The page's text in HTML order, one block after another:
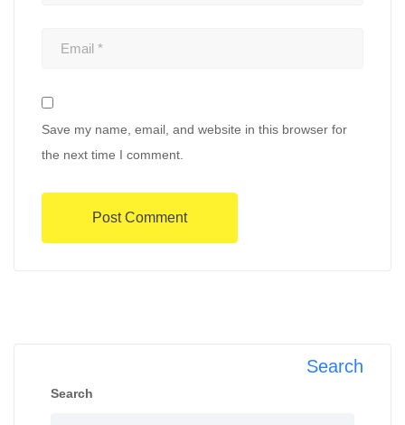
Save my name, email, and website in this browser for
the next time I comment.
Search
Search